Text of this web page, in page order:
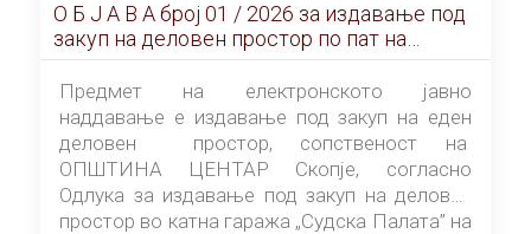
О Б Ј А В А брoj 01 / 2026 за издавање под
закуп на деловен простор по пат на
ЕЛЕКТРОНСКО ЈАВНО НАДДАВАЊЕ
Предмет на електронското јавно
наддавање е издавање под закуп на еден
деловен простор, сопственост на
ОПШТИНА ЦЕНТАР Скопје, согласно
Одлука за издавање под закуп на деловен
простор во катна гаража „Судска Палата” на